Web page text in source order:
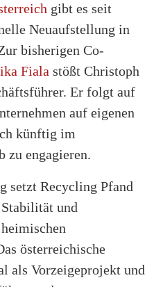
gibt es seit
Neuaufstellung in
bisherigen Co-
Fiala stößt Christoph
Er folgt auf
auf eigenen
künftig im
zu engagieren.
setzt Recycling Pfand
und
österreichische
als Vorzeigeprojekt und